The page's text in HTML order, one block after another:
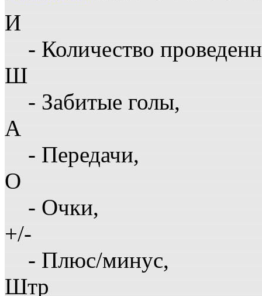
И
- Количество
Ш
- Забитые голы,
А
- Передачи,
О
- Очки,
+/-
- Плюс/минус,
Штр